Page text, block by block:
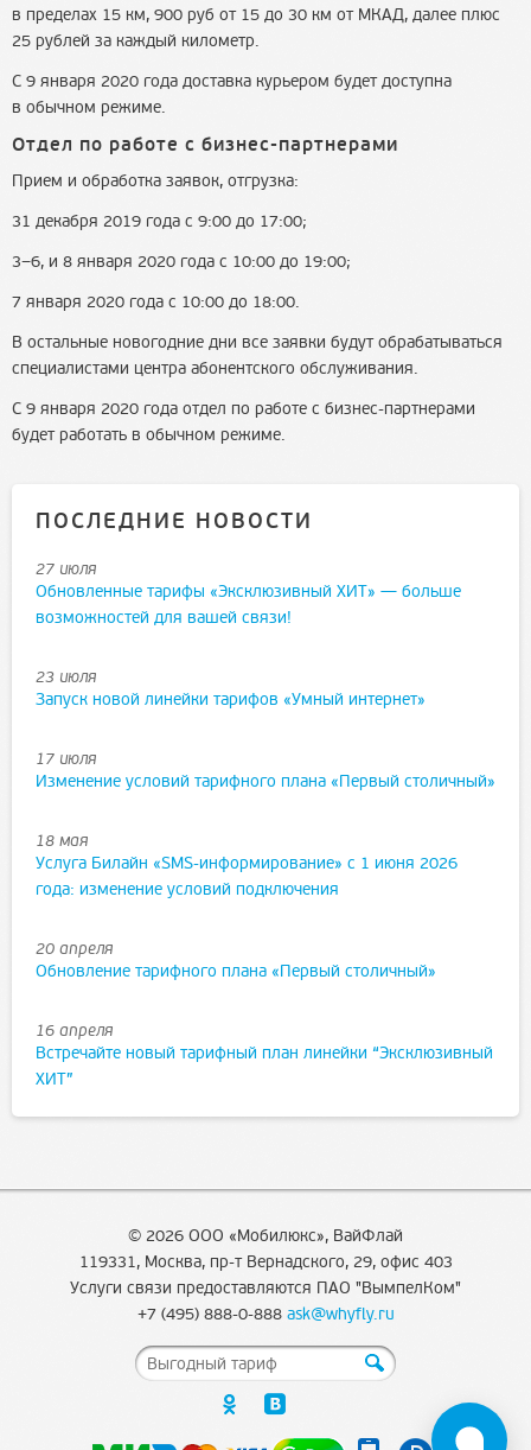
в пределах 15 км, 900 руб от 15 до 30 км от МКАД, далее плюс
25 рублей за каждый километр.
С 9 января 2020 года доставка курьером будет доступна
в обычном режиме.
Отдел по работе с бизнес-партнерами
Прием и обработка заявок, отгрузка:
31 декабря 2019 года с 9:00 до 17:00;
3−6, и 8 января 2020 года с 10:00 до 19:00;
7 января 2020 года с 10:00 до 18:00.
В остальные новогодние дни все заявки будут обрабатываться
специалистами центра абонентского обслуживания.
С 9 января 2020 года отдел по работе с бизнес-партнерами
будет работать в обычном режиме.
ПОСЛЕДНИЕ НОВОСТИ
27 июля
Обновленные тарифы «Эксклюзивный ХИТ» — больше
возможностей для вашей связи!
23 июля
Запуск новой линейки тарифов «Умный интернет»
17 июля
Изменение условий тарифного плана «Первый столичный»
18 мая
Услуга Билайн «SMS-информирование» с 1 июня 2026
года: изменение условий подключения
20 апреля
Обновление тарифного плана «Первый столичный»
16 апреля
Встречайте новый тарифный план линейки “Эксклюзивный
ХИТ”
© 2026 ООО «Мобилюкс», ВайФлай
119331, Москва, пр-т Вернадского, 29, офис 403
Услуги связи предоставляются ПАО "ВымпелКом"
+7 (495) 888-0-888 ask@whyfly.ru